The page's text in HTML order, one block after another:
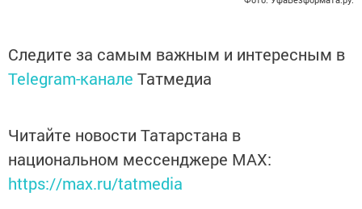
Следите за самым важным и интересным в
Telegram-канале Татмедиа
Читайте новости Татарстана в
национальном мессенджере MАХ:
https://max.ru/tatmedia